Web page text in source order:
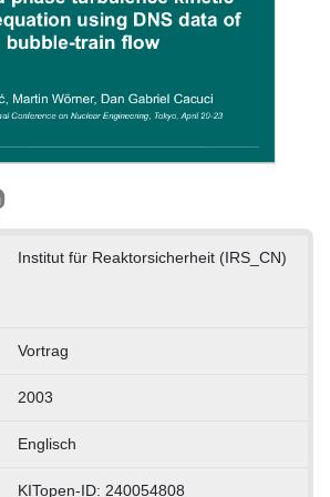
Institut für Reaktorsicherheit (IRS_CN)
Vortrag
2003
Englisch
KITopen-ID: 240054808